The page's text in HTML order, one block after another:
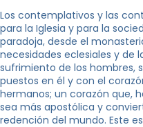
Los contemplativos y las
para la Iglesia y para la
paradoja, desde el
necesidades eclesiales y de
sufrimiento de los hombres,
puestos en él y con el
hermanos; un corazón que,
sea más apostólica y
redención del mundo. Este